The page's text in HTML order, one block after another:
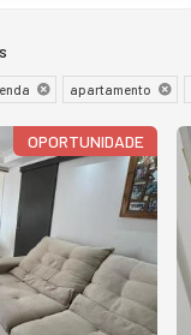
apartamento
OPORTUNIDADE